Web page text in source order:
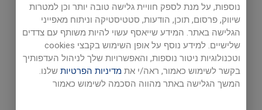
DIGITAL READERS AND
SUMMER ENGLISH BOOKS
Click below to log in and
access your digital reader or
Summer English book
נוספות, על מנת לספק חוויית גלישה טובה יותר וכן למטרות
שיווק, פרסום, תוכן, הודעות, סטטיסטיקה וניתוח מאפייני
הגלישה באתר. המידע שייאסף עשוי להיות משותף עם צדדים
שלישיים. למידע נוסף על אופן השימוש בקבצי cookies
וטכנולוגיות ניטור נוספות, והאפשרויות שלך לניהול העדפותיך
בקשר לשימוש כאמור, ראה/י את מדיניות הפרטיותשלנו.
המשך הגלישה באתר מהווה הסכמה לשימוש כאמור